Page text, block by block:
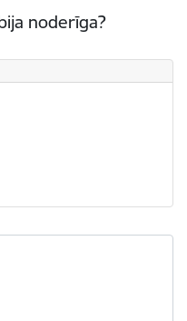
noderīga?